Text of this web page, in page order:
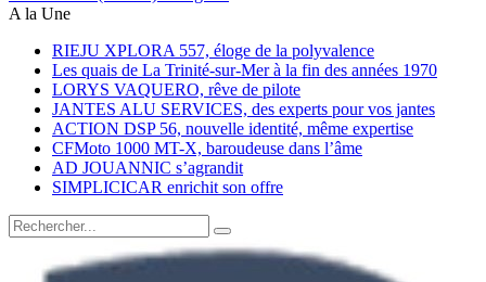
A la Une
RIEJU XPLORA 557, éloge de la polyvalence
Les quais de La Trinité-sur-Mer à la fin des années 1970
LORYS VAQUERO, rêve de pilote
JANTES ALU SERVICES, des experts pour vos jantes
ACTION DSP 56, nouvelle identité, même expertise
CFMoto 1000 MT-X, baroudeuse dans l’âme
AD JOUANNIC s’agrandit
SIMPLICICAR enrichit son offre